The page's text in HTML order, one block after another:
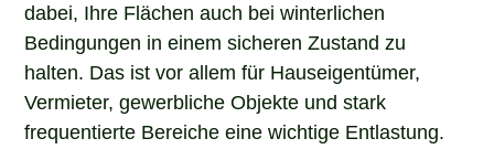
dabei, Ihre Flächen auch bei winterlichen
Bedingungen in einem sicheren Zustand zu
halten. Das ist vor allem für Hauseigentümer,
Vermieter, gewerbliche Objekte und stark
frequentierte Bereiche eine wichtige Entlastung.